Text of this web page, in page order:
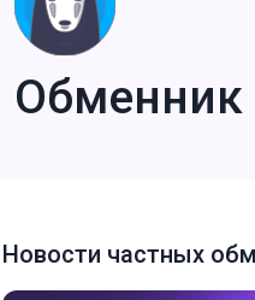
Обменник
Новости частных